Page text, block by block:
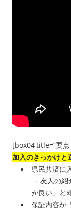
[box04 title=”要点
加入のきっかけと
県民共済に
→ 友人の紹
が良い」と
保証内容が